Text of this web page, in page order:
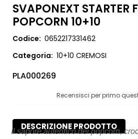
SVAPONEXT STARTER
POPCORN 10+10
Codice: 0652217331462
Categoria: 10+10 CREMOSI
PLA000269
Recensisci per primo
DESCRIZIONE PRODOTTO
Il sapore autentico dei popcorn,